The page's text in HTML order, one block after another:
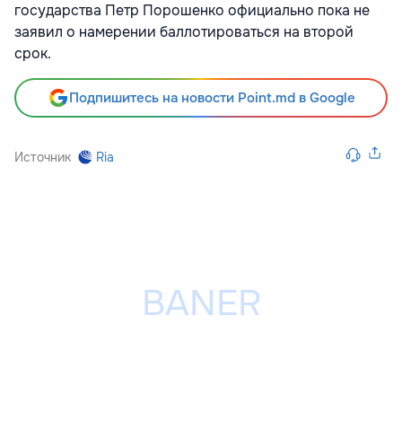
государства Петр Порошенко официально пока не
заявил о намерении баллотироваться на второй
срок.
Подпишитесь на новости Point.md в Google
Источник Ria